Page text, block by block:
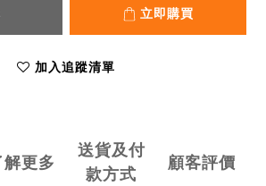
立即購買
加入追蹤清單
解更多
送貨及付
款方式
顧客評價